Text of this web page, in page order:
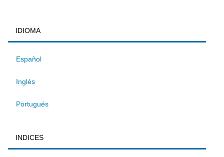
IDIOMA
Español
Inglés
Portugués
INDICES